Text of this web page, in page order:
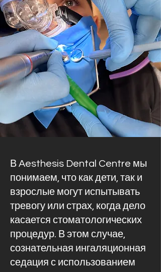
В Aesthesis Dental Centre мы
понимаем, что как дети, так и
взрослые могут испытывать
тревогу или страх, когда дело
касается стоматологических
процедур. В этом случае,
сознательная ингаляционная
седация с использованием